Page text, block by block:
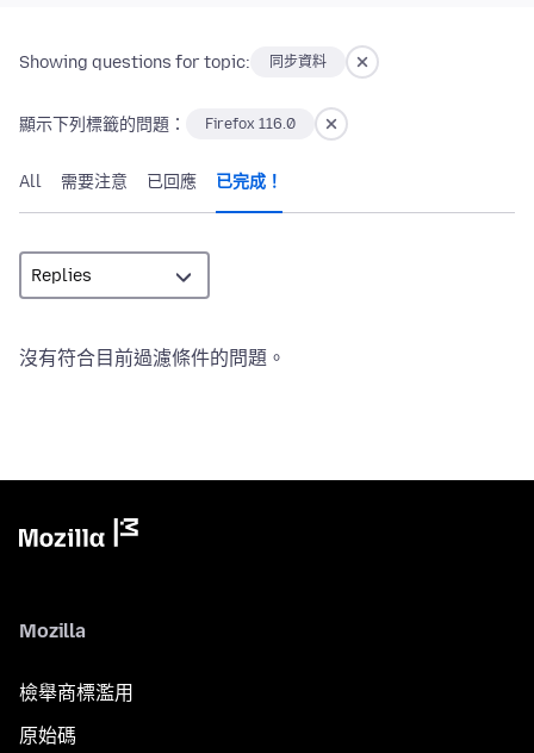
Showing questions for topic: 同步資料
顯示下列標籤的問題： Firefox 116.0
All 需要注意 已回應 已完成！
沒有符合目前過濾條件的問題。
Mozilla
檢舉商標濫用
原始碼